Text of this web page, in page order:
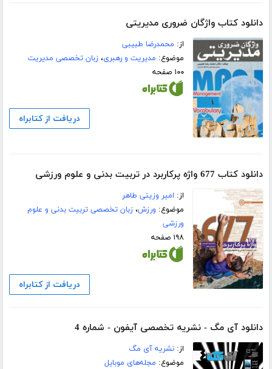
دانلود کتاب واژگان ضروری مدیریتی
از: محمدرضا طبیبی
موضوع: مدیریت و رهبری،زبان تخصصی مدیریت
۱۰۰ صفحه
دریافت از کتابراه
دانلود کتاب 677 واژ‌ه پرکاربرد در تربیت بدنی و علوم ورزشی
از: امیر وزینی طاهر
موضوع: ورزش،زبان تخصصی تربیت بدنی و علوم
ورزشی
۱۹۸ صفحه
دریافت از کتابراه
دانلود آی مگ - نشریه تخصصی آیفون - شماره 4
از:نشریه آی مگ
موضوع: مجله‌های موبایل